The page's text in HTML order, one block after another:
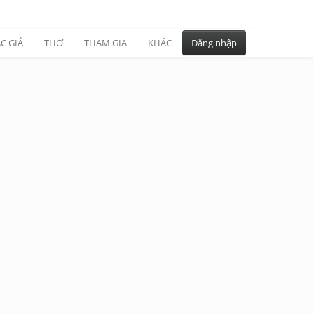
GIẢ THƠ THAM GIA KHÁC Đăng nhập